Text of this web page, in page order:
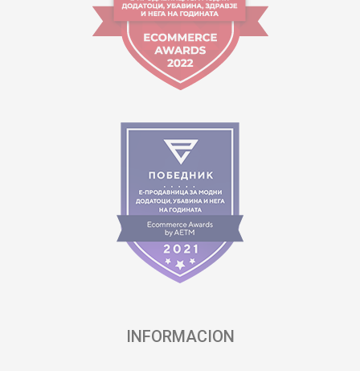
INFORMACION